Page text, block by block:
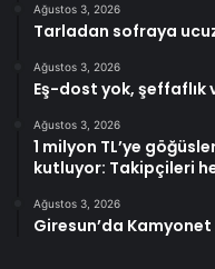
Ağustos 3, 2026
Tarladan sofraya
Ağustos 3, 2026
Eş-dost yok, şeffaflık
Ağustos 3, 2026
1 milyon TL’ye
kutluyor: Takipçileri
Ağustos 3, 2026
Giresun’da